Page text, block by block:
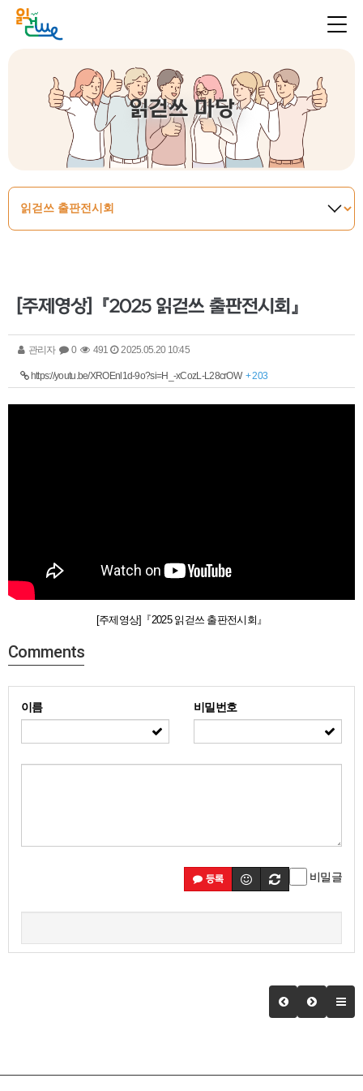
읽걷쓰 마당
[주제영상]『2025 읽걷쓰 출판전시회』
관리자 0 491 2025.05.20 10:45
https://youtu.be/XROEnl1d-9o?si=H_-xCozL-L28crOW + 203
[주제영상]『2025 읽걷쓰 출판전시회』
Comments
이름 비밀번호
등록 비밀글